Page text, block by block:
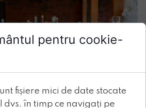
pentru cookie-
fișiere mici de date stocate
dvs. în timp ce navigați pe